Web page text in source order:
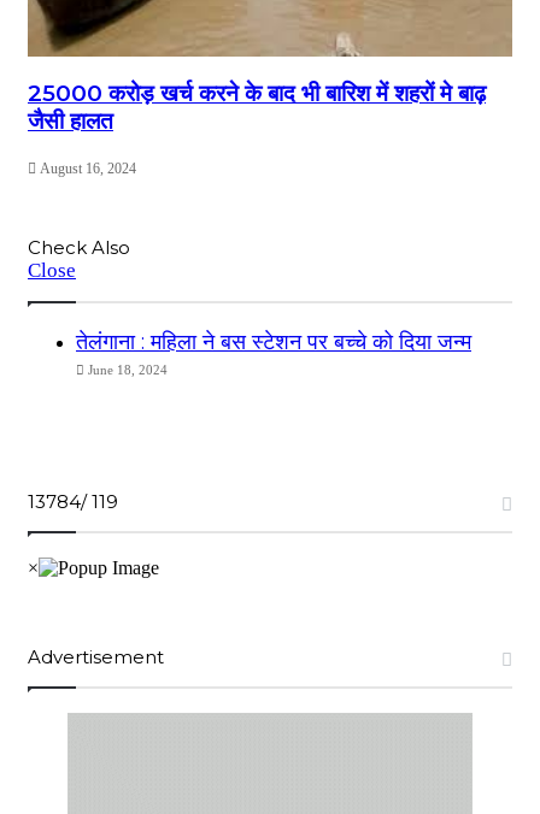
25000 करोड़ खर्च करने के बाद भी बारिश में शहरों मे बाढ़
जैसी हालत
August 16, 2024
Check Also
Close
तेलंगाना : महिला ने बस स्टेशन पर बच्चे को दिया जन्म
June 18, 2024
13784/ 119
Advertisement